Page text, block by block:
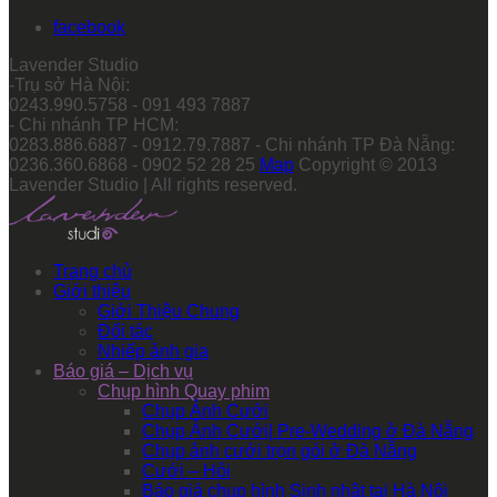
facebook
Lavender Studio
-Trụ sở Hà Nội:
0243.990.5758 - 091 493 7887
- Chi nhánh TP HCM:
0283.886.6887 - 0912.79.7887 - Chi nhánh TP Đà Nẵng:
0236.360.6868 - 0902 52 28 25 Map Copyright © 2013
Lavender Studio | All rights reserved.
Trang chủ
Giới thiệu
Giới Thiệu Chung
Đối tác
Nhiếp ảnh gia
Báo giá – Dịch vụ
Chụp hình Quay phim
Chụp Ảnh Cưới
Chụp Ảnh Cưới| Pre-Wedding ở Đà Nẵng
Chụp ảnh cưới trọn gói ở Đà Nẵng
Cưới – Hỏi
Báo giá chụp hình Sinh nhật tại Hà Nội